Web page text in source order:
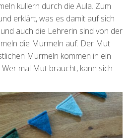
kullern durch die Aula. Zum
erklärt, was es damit auf sich
auch die Lehrerin sind von der
die Murmeln auf. Der Mut
Murmeln kommen in ein
mal Mut braucht, kann sich